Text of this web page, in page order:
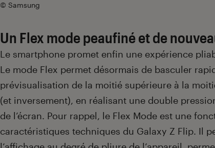
© Samsung
Un Flex mode peaufiné et de
Le smartphone promet enfin une expérience
Le mode Flex permet désormais de basculer
prévisualisation de la moitié supérieure à la
(et inversement), en réalisant une double
de l’écran. Pour rappel, le Flex Mode est une
caractéristiques techniques du Galaxy Z Flip. Il